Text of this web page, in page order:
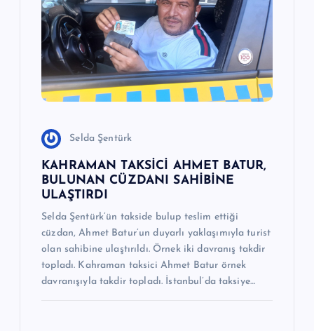
Selda Şentürk
KAHRAMAN TAKSİCİ AHMET BATUR,
BULUNAN CÜZDANI SAHİBİNE
ULAŞTIRDI
Selda Şentürk’ün takside bulup teslim ettiği
cüzdan, Ahmet Batur’un duyarlı yaklaşımıyla turist
olan sahibine ulaştırıldı. Örnek iki davranış takdir
topladı. Kahraman taksici Ahmet Batur örnek
davranışıyla takdir topladı. İstanbul’da taksiye…